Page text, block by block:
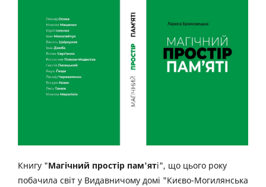
Книгу "Магічний простір пам'яті", що цього року
побачила світ у Видавничому домі "Києво-Могилянська